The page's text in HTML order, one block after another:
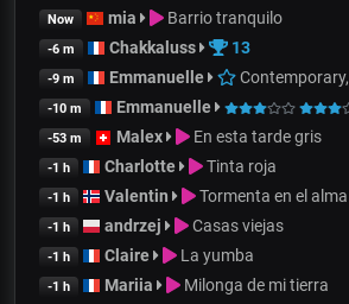
Now mia Barrio tranquilo
-6 m Chakkaluss 13
-9 m Emmanuelle Contemporary,
-10 m Emmanuelle
-53 m Malex En esta tarde gris
-1 h Charlotte Tinta roja
-1 h Valentin Tormenta en el alma
-1 h andrzej Casas viejas
-1 h Claire La yumba
-1 h Mariia Milonga de mi tierra